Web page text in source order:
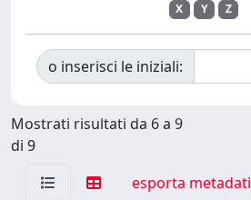
X
Y Z
o inserisci le iniziali:
Mostrati risultati da 6 a 9
di 9
esporta metadati